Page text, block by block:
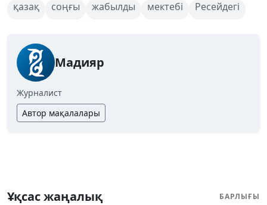
қазақ соңғы жабылды мектебі Ресейдегі
Мадияр
Журналист
Автор мақалалары
Ұқсас жаңалық БАРЛЫҒЫ